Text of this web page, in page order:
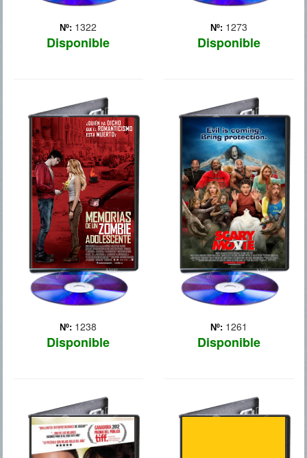
Nº: 1322
Disponible
Nº: 1273
Disponible
Nº: 1238
Disponible
MEMORIAS DE
UN ZOMBIE
ADOLESCENTE
R, un zombi con problemas
existenciales, entabla una
extraña amistad con la
novia de una de sus
víctimas. Esta insólita
relación provoca una
reacción en cadena que
cambia su vida, la de otro...
Más
Nº: 1261
Disponible
SCARY MOVIE
5
Los felizmente casados
Dan y Jody empiezan a
observar algunos
fenómenos extraños en su
casa tras volver del
hospital con su bebé,
Aiden. Pero cuando el caos
se apodera del trabajo de
Jody co... Más
EL LADO
BUENO DE LAS
COSAS